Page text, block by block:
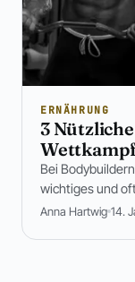
ERNÄHRUNG
3
Bei
wichtiges und
Anna Hartwig 14.